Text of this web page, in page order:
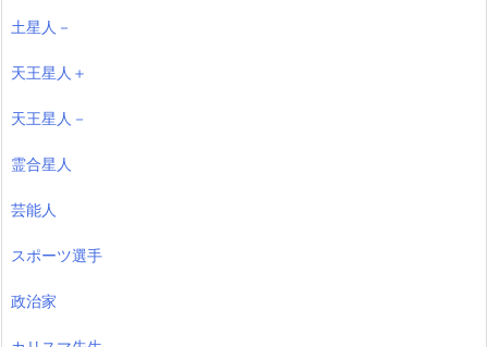
土星人－
天王星人＋
天王星人－
霊合星人
芸能人
スポーツ選手
政治家